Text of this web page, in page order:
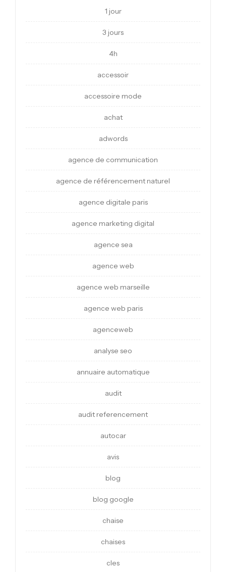
1 jour
3 jours
4h
accessoir
accessoire mode
achat
adwords
agence de communication
agence de référencement naturel
agence digitale paris
agence marketing digital
agence sea
agence web
agence web marseille
agence web paris
agenceweb
analyse seo
annuaire automatique
audit
audit referencement
autocar
avis
blog
blog google
chaise
chaises
cles